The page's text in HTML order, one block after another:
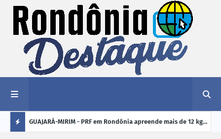
kg de GUAJARÁ-MIRIM - PRF em Rondônia apreende mais de 12 kg